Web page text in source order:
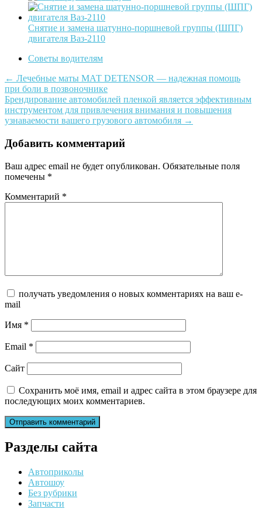
Снятие и замена шатунно-поршневой группы (ШПГ)
двигателя Ваз-2110
Советы водителям
Post
navigation
← Лечебные маты МАТ DETENSOR — надежная помощь
при боли в позвоночнике
Брендирование автомобилей пленкой является эффективным
инструментом для привлечения внимания и повышения
узнаваемости вашего грузового автомобиля →
Добавить комментарий
Ваш адрес email не будет опубликован. Обязательные поля
помечены *
Комментарий *
получать уведомления о новых комментариях на ваш e-
mail
Имя *
Email *
Сайт
Сохранить моё имя, email и адрес сайта в этом браузере для
последующих моих комментариев.
Разделы сайта
Автоприколы
Автошоу
Без рубрики
Запчасти